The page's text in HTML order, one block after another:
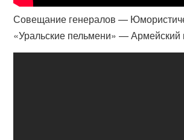
Совещание генералов —
«Уральские пельмени» —